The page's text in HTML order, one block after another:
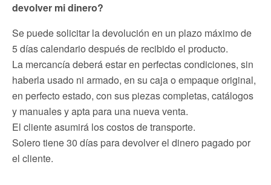
devolver mi dinero?
Se puede solicitar la devolución en un plazo máximo de
5 días calendario después de recibido el producto.
La mercancía deberá estar en perfectas condiciones, sin
haberla usado ni armado, en su caja o empaque original,
en perfecto estado, con sus piezas completas, catálogos
y manuales y apta para una nueva venta.
El cliente asumirá los costos de transporte.
Solero tiene 30 días para devolver el dinero pagado por
el cliente.